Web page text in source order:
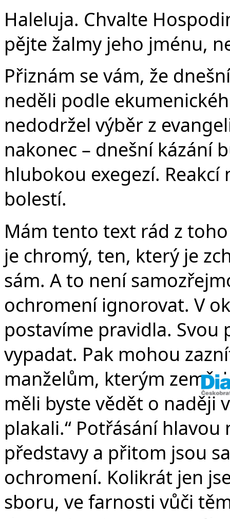
Haleluja. Chvalte
pějte žalmy jeho jménu,
Přiznám se vám, že
neděli podle
nedodržel výběr z
nakonec – dnešní kázání
hlubokou exegezí.
bolestí.
Mám tento text rád z
je chromý, ten, který je
sám. A to není
ochromení ignorovat. V
postavíme pravidla. Svou
vypadat. Pak mohou
manželům, kterým
měli byste vědět o naději
plakali.“ Potřásání
představy a přitom jsou
ochromení. Kolikrát jen
sboru, ve farnosti vůči